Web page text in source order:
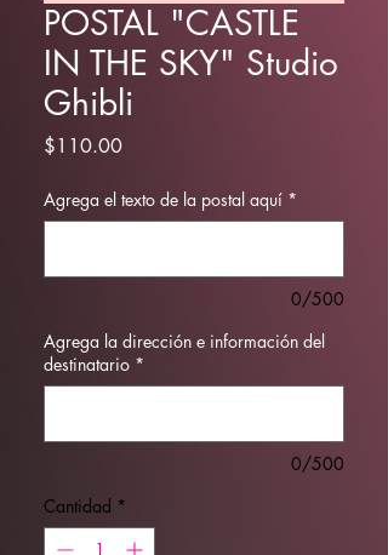
POSTAL "CASTLE
IN THE SKY" Studio
Ghibli
$110.00Precio
Agrega el texto de la postal aquí *
0/500
Agrega la dirección e información del
destinatario *
0/500
Cantidad *